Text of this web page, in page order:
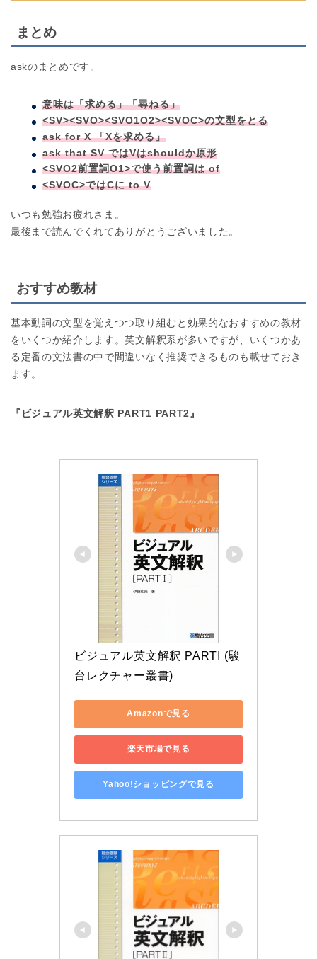
まとめ
askのまとめです。
意味は「求める」「尋ねる」
<SV><SVO><SVO1O2><SVOC>の文型をとる
ask for X 「Xを求める」
ask that SV ではVはshouldか原形
<SVO2前置詞O1>で使う前置詞は of
<SVOC>ではCに to V
いつも勉強お疲れさま。
最後まで読んでくれてありがとうございました。
おすすめ教材
基本動詞の文型を覚えつつ取り組むと効果的なおすすめの教材
をいくつか紹介します。英文解釈系が多いですが、いくつかあ
る定番の文法書の中で間違いなく推奨できるものも載せておき
ます。
『ビジュアル英文解釈 PART1 PART2』
ビジュアル英文解釈 PARTI (駿
台レクチャー叢書)
Amazonで見る
楽天市場で見る
Yahoo!ショッピングで見る